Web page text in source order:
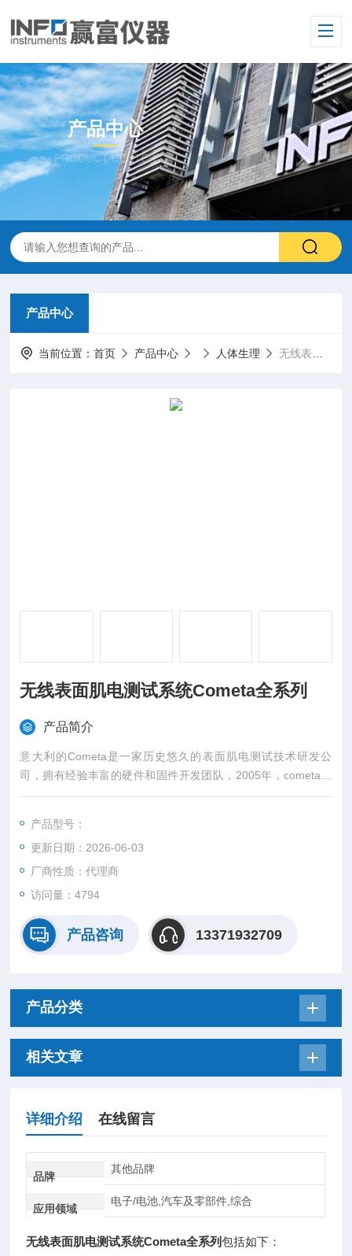
产品中心
PRODUCT CENTER
产品中心
当前位置：首页 产品中心 人体生理 无线表面肌电测试系统Cometa全系列
无线表面肌电测试系统Cometa全系列
产品简介
意大利的Cometa是一家历史悠久的表面肌电测试技术研发公
司，拥有经验丰富的硬件和固件开发团队，2005年，cometa公
司开发了第一款无参考电极（no reference )的表面肌电系统。
产。无线表面肌电测试系统Cometa全系列其传感器尺寸小巧、
数据质量高、软件简洁高效，具备离线存储及防水等功能。
产品型号：
更新日期：2026-06-03
厂商性质：代理商
访问量：4794
产品咨询 13371932709
产品分类
相关文章
详细介绍 在线留言
品牌
其他品牌
应用领域
电子/电池,汽车及零部件,综合
无线表面肌电测试系统Cometa全系列包括如下：